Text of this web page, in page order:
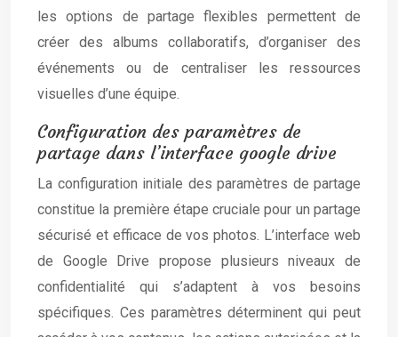
les options de partage flexibles permettent de
créer des albums collaboratifs, d’organiser des
événements ou de centraliser les ressources
visuelles d’une équipe.
Configuration des paramètres de
partage dans l’interface google drive
La configuration initiale des paramètres de partage
constitue la première étape cruciale pour un partage
sécurisé et efficace de vos photos. L’interface web
de Google Drive propose plusieurs niveaux de
confidentialité qui s’adaptent à vos besoins
spécifiques. Ces paramètres déterminent qui peut